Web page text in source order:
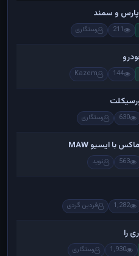
211 رستگاری
144
Kazem
630 رستگاری
563 نوید
1,282 فردین گردی
را
1,930 رستگاری